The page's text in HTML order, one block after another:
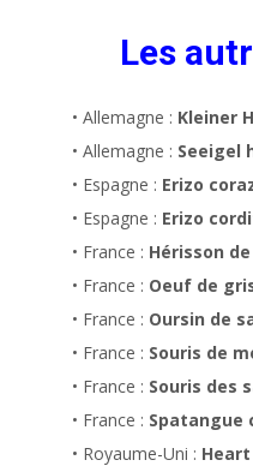
Les
• Allemagne : Kleiner
• Allemagne : Seeigel
• Espagne : Erizo
• Espagne : Erizo
• France : Hérisson
• France : Oeuf de
• France : Oursin de
• France : Souris de
• France : Souris des
• France : Spatangue
• Royaume-Uni :